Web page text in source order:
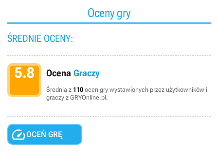
Oceny gry
ŚREDNIE OCENY:
5.8 Ocena Graczy
Średnia z 110 ocen gry wystawionych przez użytkowników i
graczy z GRYOnline.pl.
OCEŃ GRĘ